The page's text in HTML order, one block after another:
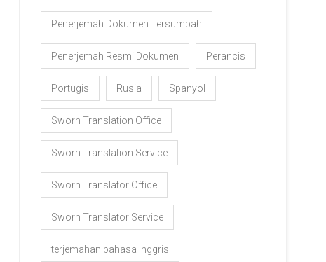
Penerjemah Dokumen Tersumpah
Penerjemah Resmi Dokumen Perancis
Portugis Rusia Spanyol
Sworn Translation Office
Sworn Translation Service
Sworn Translator Office
Sworn Translator Service
terjemahan bahasa Inggris